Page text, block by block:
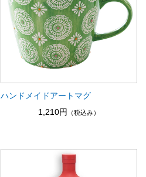
ハンドメイドアートマグ
1,210円
（税込み）